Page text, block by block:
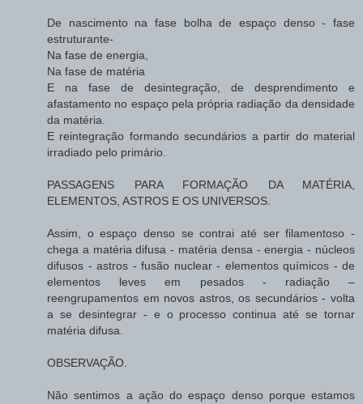
De nascimento na fase bolha de espaço denso - fase
estruturante-
Na fase de energia,
Na fase de matéria
E na fase de desintegração, de desprendimento e
afastamento no espaço pela própria radiação da densidade
da matéria.
E reintegração formando secundários a partir do material
irradiado pelo primário.
PASSAGENS PARA FORMAÇÃO DA MATÉRIA,
ELEMENTOS, ASTROS E OS UNIVERSOS.
Assim, o espaço denso se contrai até ser filamentoso -
chega a matéria difusa - matéria densa - energia - núcleos
difusos - astros - fusão nuclear - elementos químicos - de
elementos leves em pesados - radiação –
reengrupamentos em novos astros, os secundários - volta
a se desintegrar - e o processo continua até se tornar
matéria difusa.
OBSERVAÇÃO.
Não sentimos a ação do espaço denso porque estamos